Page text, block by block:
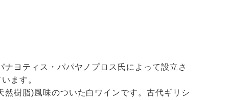
ヨティス・パパヤノプロス氏によって設立さ
ます。
樹脂)風味のついた白ワインです。古代ギリシ